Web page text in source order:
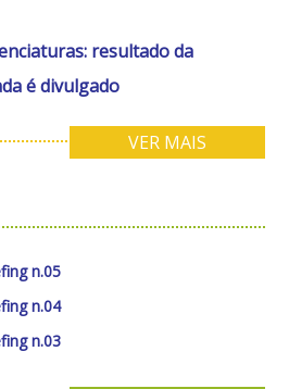
resultado da
é divulgado
VER MAIS
n.05
n.04
n.03